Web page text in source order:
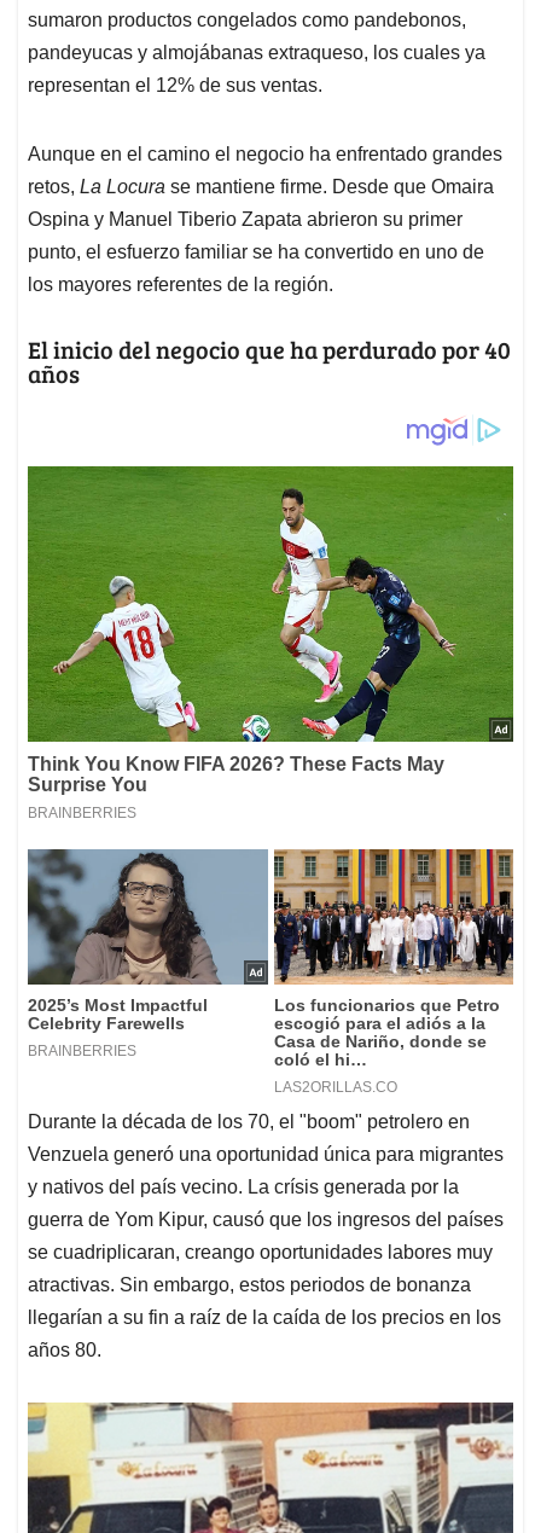
sumaron productos congelados como pandebonos,
pandeyucas y almojábanas extraqueso, los cuales ya
representan el 12% de sus ventas.
Aunque en el camino el negocio ha enfrentado grandes
retos, La Locura se mantiene firme. Desde que Omaira
Ospina y Manuel Tiberio Zapata abrieron su primer
punto, el esfuerzo familiar se ha convertido en uno de
los mayores referentes de la región.
El inicio del negocio que ha perdurado por 40
años
Durante la década de los 70, el "boom" petrolero en
Venzuela generó una oportunidad única para migrantes
y nativos del país vecino. La crísis generada por la
guerra de Yom Kipur, causó que los ingresos del países
se cuadriplicaran, creango oportunidades labores muy
atractivas. Sin embargo, estos periodos de bonanza
llegarían a su fin a raíz de la caída de los precios en los
años 80.